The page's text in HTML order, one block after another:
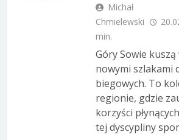
Michał
Chmielewski
min.
Góry Sowie
nowymi szlakami
biegowych. To
regionie, gdzie
korzyści
tej dyscypliny